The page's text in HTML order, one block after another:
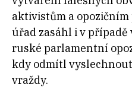
aktivistům a
úřad zasáhl i v
ruské parlamentní
kdy odmítl
vraždy.